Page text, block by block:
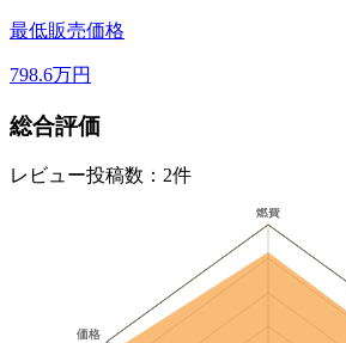
最低販売価格
798.6万円
総合評価
レビュー投稿数：2件